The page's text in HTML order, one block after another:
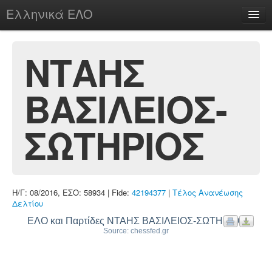
Ελληνικά ΕΛΟ
chesstu.be @ discord
Login
ΝΤΑΗΣ
ΒΑΣΙΛΕΙΟΣ-
ΣΩΤΗΡΙΟΣ
Η/Γ: 08/2016, ΕΣΟ: 58934 | Fide: 42194377 | Τέλος Ανανέωσης
Δελτίου
ΕΛΟ και Παρτίδες ΝΤΑΗΣ ΒΑΣΙΛΕΙΟΣ-ΣΩΤΗΡΙΟΣ
Source: chessfed.gr